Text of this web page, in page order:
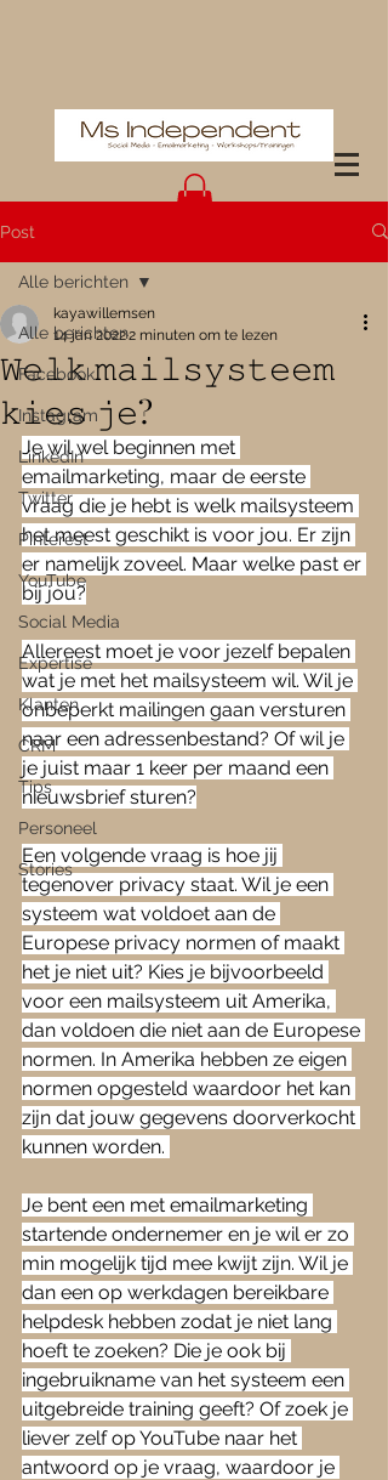
Post
Alle berichten
Facebook
Instagram
LinkedIn
Twitter
Pinterest
YouTube
Social Media
Expertise
Klanten
CRM
Tips
Personeel
Stories
Alle berichten
𝚆𝚎𝚕𝚔 𝚖𝚊𝚒𝚕𝚜𝚢𝚜𝚝𝚎𝚎𝚖
𝚔𝚒𝚎𝚜 𝚓𝚎?
kayawillemsen
14 jan 20222 minuten om te lezen
Je wil wel beginnen met
emailmarketing, maar de eerste
vraag die je hebt is welk mailsysteem
het meest geschikt is voor jou. Er zijn
er namelijk zoveel. Maar welke past er
bij jou?
Allereest moet je voor jezelf bepalen
wat je met het mailsysteem wil. Wil je
onbeperkt mailingen gaan versturen
naar een adressenbestand? Of wil je
je juist maar 1 keer per maand een
nieuwsbrief sturen?
Een volgende vraag is hoe jij
tegenover privacy staat. Wil je een
systeem wat voldoet aan de
Europese privacy normen of maakt
het je niet uit? Kies je bijvoorbeeld
voor een mailsysteem uit Amerika,
dan voldoen die niet aan de Europese
normen. In Amerika hebben ze eigen
normen opgesteld waardoor het kan
zijn dat jouw gegevens doorverkocht
kunnen worden.
Je bent een met emailmarketing
startende ondernemer en je wil er zo
min mogelijk tijd mee kwijt zijn. Wil je
dan een op werkdagen bereikbare
helpdesk hebben zodat je niet lang
hoeft te zoeken? Die je ook bij
ingebruikname van het systeem een
uitgebreide training geeft? Of zoek je
liever zelf op YouTube naar het
antwoord op je vraag, waardoor je